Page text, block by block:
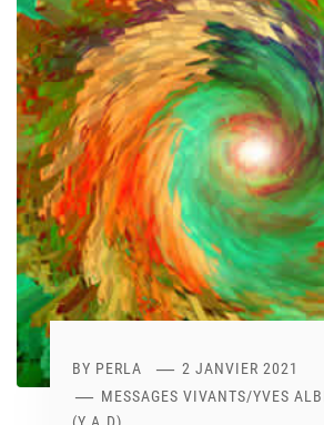
BY PERLA
2 JANVIER 2021
MESSAGES VIVANTS/YVES